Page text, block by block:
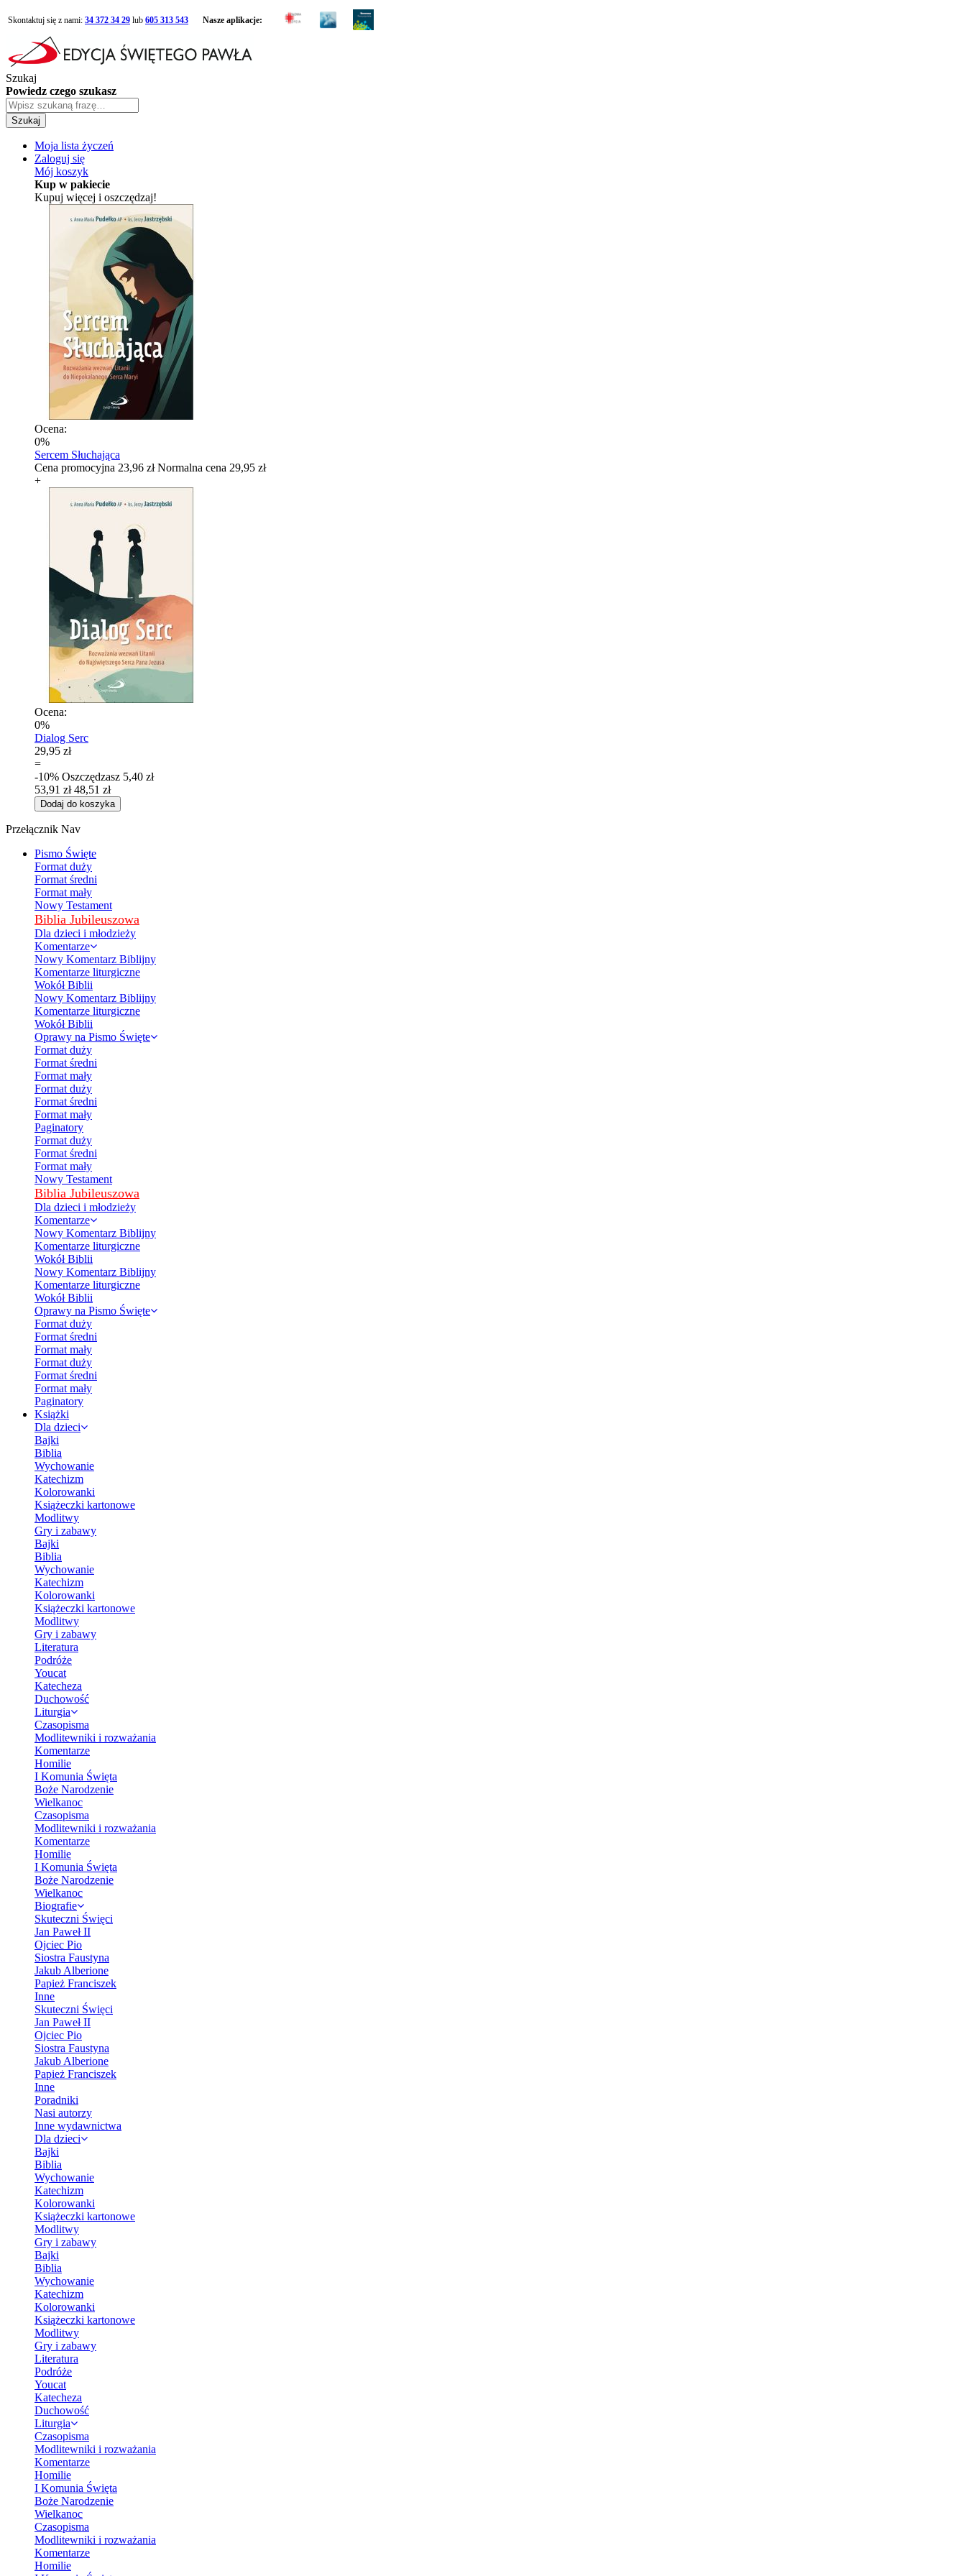
Skontaktuj się z nami: 34 372 34 29 lub 605 313 543 Nasze aplikacje:
Szukaj
Powiedz czego szukasz
Szukaj
Moja lista życzeń
Zaloguj się
Mój koszyk
Kup w pakiecie
Kupuj więcej i oszczędzaj!
Ocena:
0%
Sercem Słuchająca
Cena promocyjna 23,96 zł Normalna cena 29,95 zł
+
Ocena:
0%
Dialog Serc
29,95 zł
=
-10% Oszczędzasz 5,40 zł
53,91 zł 48,51 zł
Dodaj do koszyka
Przełącznik Nav
Pismo Święte
Format duży
Format średni
Format mały
Nowy Testament
Biblia Jubileuszowa
Dla dzieci i młodzieży
Komentarze
Nowy Komentarz Biblijny
Komentarze liturgiczne
Wokół Biblii
Nowy Komentarz Biblijny
Komentarze liturgiczne
Wokół Biblii
Oprawy na Pismo Święte
Format duży
Format średni
Format mały
Format duży
Format średni
Format mały
Paginatory
Format duży
Format średni
Format mały
Nowy Testament
Biblia Jubileuszowa
Dla dzieci i młodzieży
Komentarze
Nowy Komentarz Biblijny
Komentarze liturgiczne
Wokół Biblii
Nowy Komentarz Biblijny
Komentarze liturgiczne
Wokół Biblii
Oprawy na Pismo Święte
Format duży
Format średni
Format mały
Format duży
Format średni
Format mały
Paginatory
Książki
Dla dzieci
Bajki
Biblia
Wychowanie
Katechizm
Kolorowanki
Książeczki kartonowe
Modlitwy
Gry i zabawy
Bajki
Biblia
Wychowanie
Katechizm
Kolorowanki
Książeczki kartonowe
Modlitwy
Gry i zabawy
Literatura
Podróże
Youcat
Katecheza
Duchowość
Liturgia
Czasopisma
Modlitewniki i rozważania
Komentarze
Homilie
I Komunia Święta
Boże Narodzenie
Wielkanoc
Czasopisma
Modlitewniki i rozważania
Komentarze
Homilie
I Komunia Święta
Boże Narodzenie
Wielkanoc
Biografie
Skuteczni Święci
Jan Paweł II
Ojciec Pio
Siostra Faustyna
Jakub Alberione
Papież Franciszek
Inne
Skuteczni Święci
Jan Paweł II
Ojciec Pio
Siostra Faustyna
Jakub Alberione
Papież Franciszek
Inne
Poradniki
Nasi autorzy
Inne wydawnictwa
Dla dzieci
Bajki
Biblia
Wychowanie
Katechizm
Kolorowanki
Książeczki kartonowe
Modlitwy
Gry i zabawy
Bajki
Biblia
Wychowanie
Katechizm
Kolorowanki
Książeczki kartonowe
Modlitwy
Gry i zabawy
Literatura
Podróże
Youcat
Katecheza
Duchowość
Liturgia
Czasopisma
Modlitewniki i rozważania
Komentarze
Homilie
I Komunia Święta
Boże Narodzenie
Wielkanoc
Czasopisma
Modlitewniki i rozważania
Komentarze
Homilie